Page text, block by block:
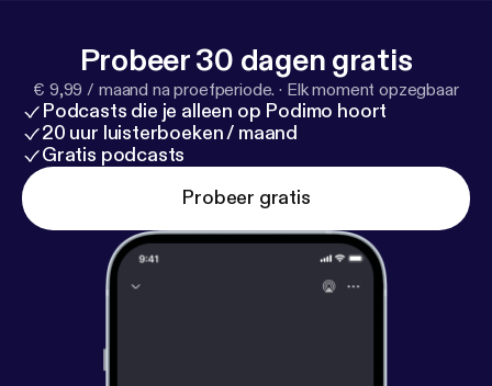
Probeer 30 dagen gratis
€ 9,99 / maand na proefperiode. · Elk moment opzegbaar
Podcasts die je alleen op Podimo hoort
20 uur luisterboeken / maand
Gratis podcasts
Probeer gratis